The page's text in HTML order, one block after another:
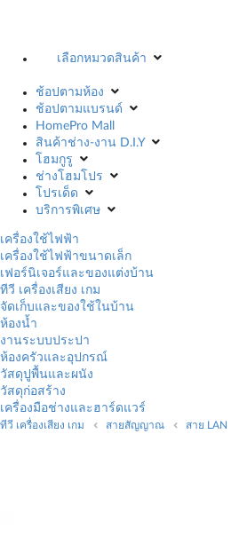
เลือกหมวดสินค้า
ช้อปตามห้อง
ช้อปตามแบรนด์
HomePro Mall
สินค้าช่าง-งาน D.I.Y
โฮมกูรู
ช่างโฮมโปร
โปรเด็ด
บริการพิเศษ
เครื่องใช้ไฟฟ้า
เครื่องใช้ไฟฟ้าขนาดเล็ก
เฟอร์นิเจอร์และของแต่งบ้าน
ทีวี เครื่องเสียง เกม
จัดเก็บและของใช้ในบ้าน
ห้องน้ำ
งานระบบประปา
ห้องครัวและอุปกรณ์
วัสดุปูพื้นและผนัง
วัสดุก่อสร้าง
เครื่องมือช่างและฮาร์ดแวร์
ทีวี เครื่องเสียง เกม สายสัญญาณ สาย LAN